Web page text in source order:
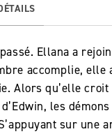
Ellana a
accomplie, elle
Alors qu’elle
les
sur une